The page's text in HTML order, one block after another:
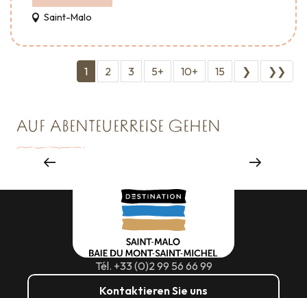
Saint-Malo
1 2 3 5+ 10+ 15 ❯ ❯❯
AUF ABENTEUERREISE GEHEN
Tél. +33 (0)2 99 56 66 99
Kontaktieren Sie uns